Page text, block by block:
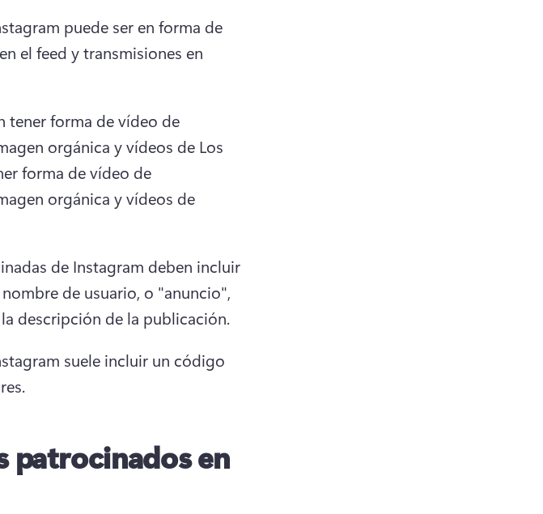
puede ser en forma de
el feed y transmisiones en
tener forma de vídeo de
orgánica y vídeos de Los
forma de vídeo de
orgánica y vídeos de
de Instagram deben incluir
de usuario, o "anuncio",
descripción de la publicación.
suele incluir un código
patrocinados en